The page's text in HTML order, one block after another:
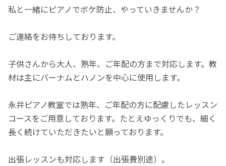
私と一緒にピアノでボケ防止、やっていきませんか？
ご連絡をお待ちしております。
子供さんから大人、熟年、ご年配の方まで対応します。教
材は主にバーナムとハノンを中心に使用します。
永井ピアノ教室では熟年、ご年配の方に配慮したレッスン
コースをご用意しております。たとえゆっくりでも、細く
長く続けていただきたいと願っております。
出張レッスンも対応します（出張費別途）。